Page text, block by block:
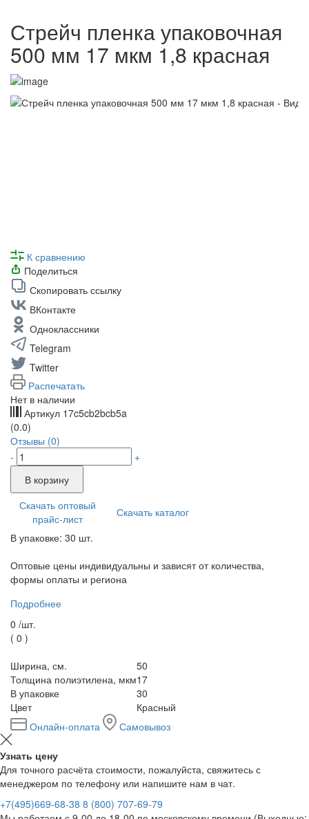
Стрейч пленка упаковочная
500 мм 17 мкм 1,8 красная
К сравнению
Поделиться
Скопировать ссылку
ВКонтакте
Одноклассники
Telegram
Twitter
Распечатать
Нет в наличии
Артикул 17c5cb2bcb5a
(0.0)
Отзывы (0)
-
+
В корзину
Скачать оптовый
прайс-лист
Скачать каталог
В упаковке: 30 шт.
Оптовые цены индивидуальны и зависят от количества,
формы оплаты и региона
Подробнее
0 /шт.
( 0 )
Ширина, см.
50
Толщина полиэтилена, мкм17
В упаковке
30
Цвет
Красный
Онлайн-оплата
Самовывоз
Узнать цену
Для точного расчёта стоимости, пожалуйста, свяжитесь с
менеджером по телефону или напишите нам в чат.
+7(495)669-68-38 8 (800) 707-69-79